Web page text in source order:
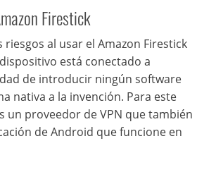
Firestick
al usar el Amazon Firestick
está conectado a
de introducir ningún software
nativa a la invención. Para este
un proveedor de VPN que también
de Android que funcione en